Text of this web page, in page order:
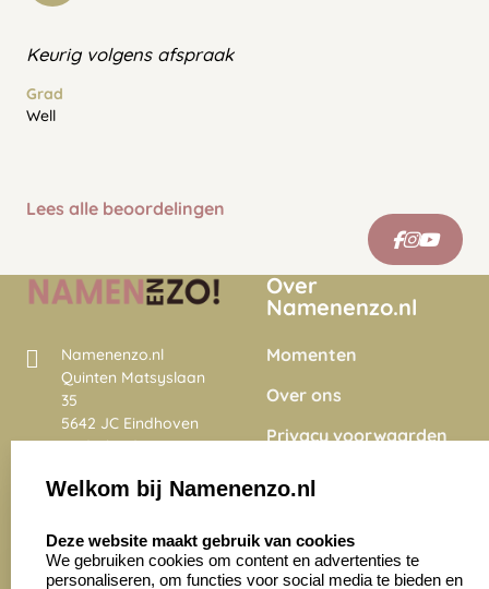
Keurig volgens afspraak
Grad
Well
Lees alle beoordelingen
Namenenzo.nl
Quinten Matsyslaan
35
5642 JC Eindhoven
Nederland
4028 beoordelingen
Over
Namenenzo.nl
Momenten
Over ons
Privacy voorwaarden
Onze vacatures
Welkom bij Namenenzo.nl
Deze website maakt gebruik van cookies
We gebruiken cookies om content en advertenties te
personaliseren, om functies voor social media te bieden en